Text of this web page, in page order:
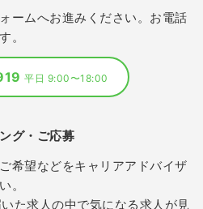
ームへお進みください。お電話
。
平日 9:00〜18:00
グ・ご応募
希望などをキャリアアドバイザ
。
た求人の中で気になる求人が見